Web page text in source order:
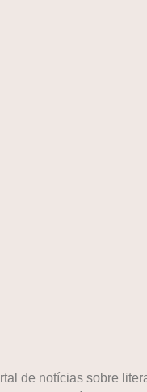
de notícias sobre